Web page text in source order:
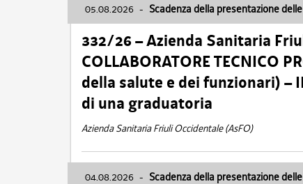
05.08.2026 - Scadenza della presentazione
332/26 – Azienda Sanitaria
COLLABORATORE TECNICO
della salute e dei funzionari) –
di una graduatoria
Azienda Sanitaria Friuli Occidentale (AsFO)
04.08.2026 - Scadenza della presentazione